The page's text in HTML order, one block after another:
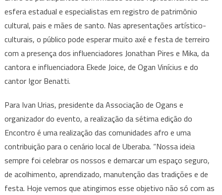
esfera estadual e especialistas em registro de patrimônio
cultural, pais e mães de santo. Nas apresentações artístico-
culturais, o público pode esperar muito axé e festa de terreiro
com a presença dos influenciadores Jonathan Pires e Mika, da
cantora e influenciadora Ekede Joice, de Ogan Vinícius e do
cantor Igor Benatti.
Para Ivan Urias, presidente da Associação de Ogans e
organizador do evento, a realização da sétima edição do
Encontro é uma realização das comunidades afro e uma
contribuição para o cenário local de Uberaba. “Nossa ideia
sempre foi celebrar os nossos e demarcar um espaço seguro,
de acolhimento, aprendizado, manutenção das tradições e de
festa. Hoje vemos que atingimos esse objetivo não só com as